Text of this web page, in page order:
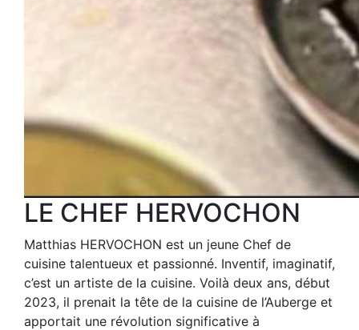
LE CHEF HERVOCHON
Matthias HERVOCHON est un jeune Chef de
cuisine talentueux et passionné. Inventif, imaginatif,
c’est un artiste de la cuisine. Voilà deux ans, début
2023, il prenait la tête de la cuisine de l’Auberge et
apportait une révolution significative à